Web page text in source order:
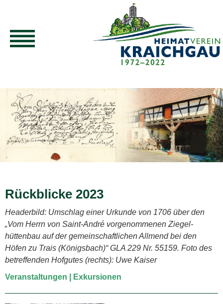
Rückblicke 2023
Headerbild: Umschlag einer Urkunde von 1706 über den
„Vom Herrn von Saint-André vorgenommenen Ziegel­
hüttenbau auf der gemeinschaft­lichen Allmend bei den
Höfen zu Trais (Königsbach)“ GLA 229 Nr. 55159. Foto des
betreffenden Hofgutes (rechts): Uwe Kaiser
Veranstaltungen | Exkursionen